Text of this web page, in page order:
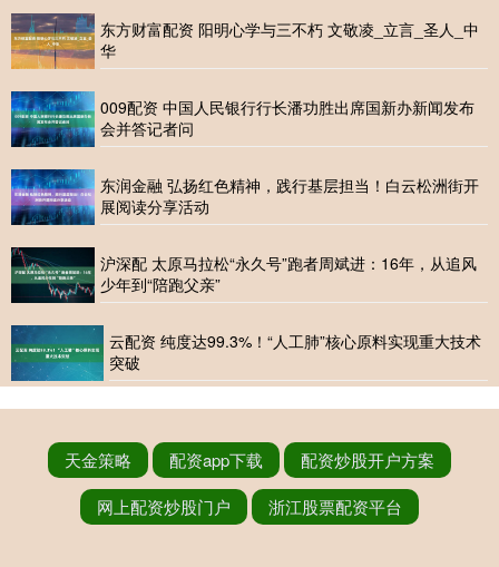
东方财富配资 阳明心学与三不朽 文敬凌_立言_圣人_中
华
009配资 中国人民银行行长潘功胜出席国新办新闻发布
会并答记者问
东润金融 弘扬红色精神，践行基层担当！白云松洲街开
展阅读分享活动
沪深配 太原马拉松“永久号”跑者周斌进：16年，从追风
少年到“陪跑父亲”
云配资 纯度达99.3%！“人工肺”核心原料实现重大技术
突破
天金策略 配资app下载
配资炒股开户方案
网上配资炒股门户
浙江股票配资平台